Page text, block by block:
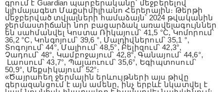
գրում է Guardian պարբերականը՝ մեջբերելով
կլիմայագետ Մաքսիմիլիանո Հերերային։ Թերթի
մեջբերված տվյալների համաձայն՝ 2024 թվականին
ջերմաստիճանի նոր բացարձակ առավելագույններ
են սահմանվել Կոստա Ռիկայում՝ 41,5 °C, Կոմորում՝
36,2 °C, Կոնգոյում՝ 39,6 °, Մալդիվներում՝ 35,1 °,
Տոգոյում՝ 44°, Մալիում՝ 48,5°, Բելիզում՝ 42,3°,
Չադում՝ 48°, Կամբոջայում՝ 42,8°, Գանայում՝ 44,6°,
Լաոսում՝ 43,7°, Պալաուում՝ 35,6°, Եգիպտոսում՝
50,9°, Մեքսիկայում՝ 52°։
«Ծայրահեղ ջերմային երևույթների այս թիվը
գերազանցում է այն ամենը, ինչ երբևէ նկատվել է